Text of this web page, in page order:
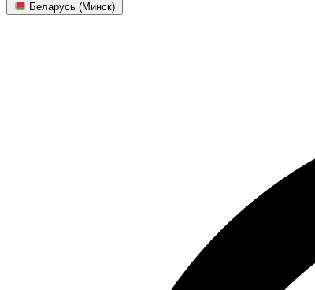
Беларусь (Минск)